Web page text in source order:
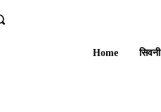
Home सिवनी